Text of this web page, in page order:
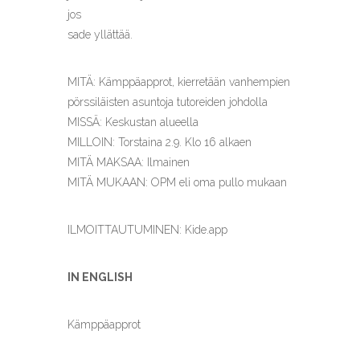
jos
sade yllättää.
MITÄ: Kämppäapprot, kierretään vanhempien
pörssiläisten asuntoja tutoreiden johdolla
MISSÄ: Keskustan alueella
MILLOIN: Torstaina 2.9. Klo 16 alkaen
MITÄ MAKSAA: Ilmainen
MITÄ MUKAAN: OPM eli oma pullo mukaan
ILMOITTAUTUMINEN: Kide.app
IN ENGLISH
Kämppäapprot